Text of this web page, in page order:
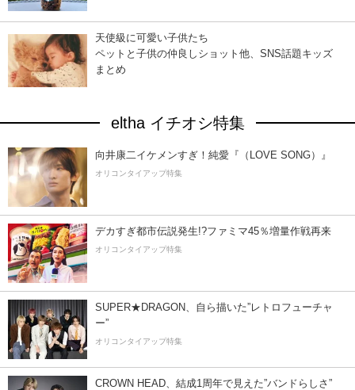
天使級に可愛い子供たち
ペットと子供の仲良しショット他、SNS話題キッズ
まとめ
eltha イチオシ特集
向井康二イケメンすぎ！純愛『（LOVE SONG）』
オリコンタイアップ特集
デカすぎ都市伝説発生!?ファミマ45％増量作戦再来
オリコンタイアップ特集
SUPER★DRAGON、自ら描いた”レトロフューチャ
ー”
オリコンタイアップ特集
CROWN HEAD、結成1周年で見えた”バンドらしさ”